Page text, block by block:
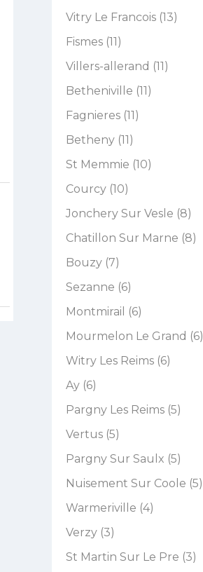
Vitry Le Francois (13)
Fismes (11)
Villers-allerand (11)
Betheniville (11)
Fagnieres (11)
Betheny (11)
St Memmie (10)
Courcy (10)
Jonchery Sur Vesle (8)
Chatillon Sur Marne (8)
Bouzy (7)
Sezanne (6)
Montmirail (6)
Mourmelon Le Grand (6)
Witry Les Reims (6)
Ay (6)
Pargny Les Reims (5)
Vertus (5)
Pargny Sur Saulx (5)
Nuisement Sur Coole (5)
Warmeriville (4)
Verzy (3)
St Martin Sur Le Pre (3)